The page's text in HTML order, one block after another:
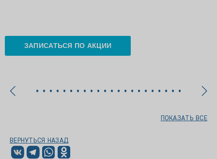
ЗАПИСАТЬСЯ ПО АКЦИИ
ПОКАЗАТЬ ВСЕ
ВЕРНУТЬСЯ НАЗАД